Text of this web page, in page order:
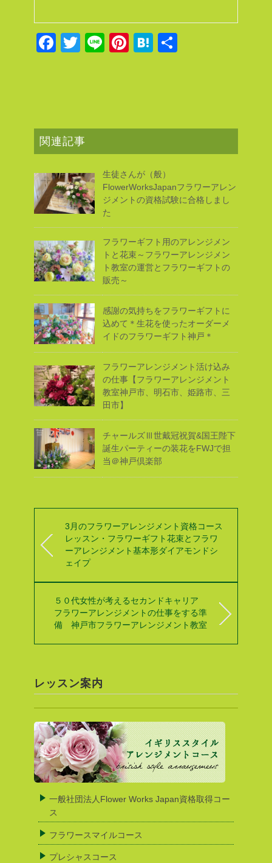
F
o
o
k
T
Li
Pi
H
関連記事
生徒さんが（般）
FlowerWorksJapanフラワーアレン
ジメントの資格試験に合格しまし
た
フラワーギフト用のアレンジメン
トと花束～フラワーアレンジメン
ト教室の運営とフラワーギフトの
販売～
感謝の気持ちをフラワーギフトに
込めて＊生花を使ったオーダーメ
イドのフラワーギフト神戸＊
フラワーアレンジメント活け込み
の仕事【フラワーアレンジメント
教室神戸市、明石市、姫路市、三
田市】
チャールズⅢ世戴冠祝賀&国王陛下
誕生パーティーの装花をFWJで担
当＠神戸倶楽部
3月のフラワーアレンジメント資格コース
レッスン・フラワーギフト花束とフラワ
ーアレンジメント基本形ダイアモンドシ
ェイプ
５０代女性が考えるセカンドキャリア
フラワーアレンジメントの仕事をする準
備 神戸市フラワーアレンジメント教室
レッスン案内
一般社団法人Flower Works Japan資格取得コー
ス
フラワースマイルコース
プレシャスコース